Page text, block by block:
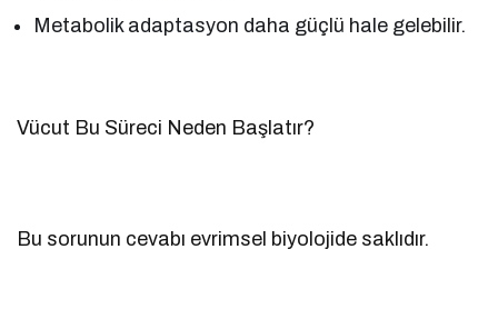
Metabolik adaptasyon daha güçlü hale gelebilir.
Vücut Bu Süreci Neden Başlatır?
Bu sorunun cevabı evrimsel biyolojide saklıdır.